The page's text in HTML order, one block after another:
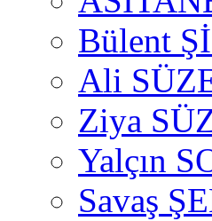
Bülent
Ali
Ziya
Yalçın
Savaş